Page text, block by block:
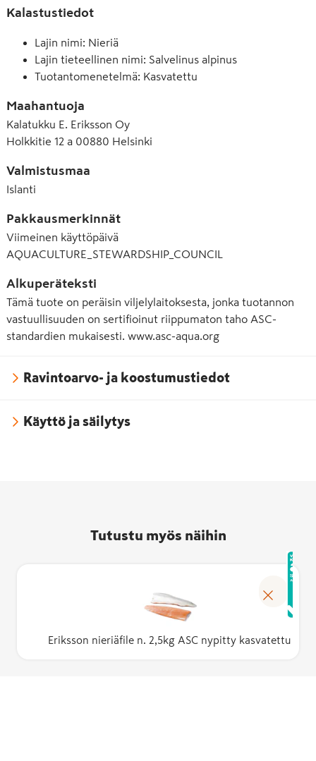
Kalastustiedot
Lajin nimi: Nieriä
Lajin tieteellinen nimi: Salvelinus alpinus
Tuotantomenetelmä: Kasvatettu
Maahantuoja
Kalatukku E. Eriksson Oy
Holkkitie 12 a 00880 Helsinki
Valmistusmaa
Islanti
Pakkausmerkinnät
Viimeinen käyttöpäivä
AQUACULTURE_STEWARDSHIP_COUNCIL
Alkuperäteksti
Tämä tuote on peräisin viljelylaitoksesta, jonka tuotannon
vastuullisuuden on sertifioinut riippumaton taho ASC-
standardien mukaisesti. www.asc-aqua.org
Ravintoarvo- ja koostumustiedot
Käyttö ja säilytys
Tutustu myös näihin
Eriksson nieriäfile n. 2,5kg ASC nypitty kasvatettu